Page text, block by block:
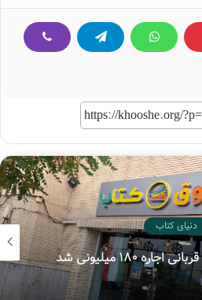
رفته است و از آن‌ها درخصوص
و آن‌ها به او پاسخ می‌دهند.
را تکان می‌دهد و با نگه
و گذشته، او را وادار به تأمل
زلزله ده ریشتری را کتابستان در ۲۸۷ صفحه و با قیمت ۱۴۵ هزار
است.
نشر کتابستان
دنیای کتاب
۱۸۰ میلیونی شد